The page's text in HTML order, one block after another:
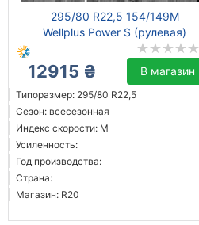
295/80 R22,5 154/149M
Wellplus Power S (рулевая)
12915 ₴ В магазин
Типоразмер: 295/80 R22,5
Сезон: всесезонная
Индекс скорости: M
Усиленность:
Год производства:
Страна:
Магазин: R20